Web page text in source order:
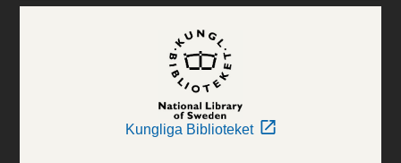
Kungliga Biblioteket